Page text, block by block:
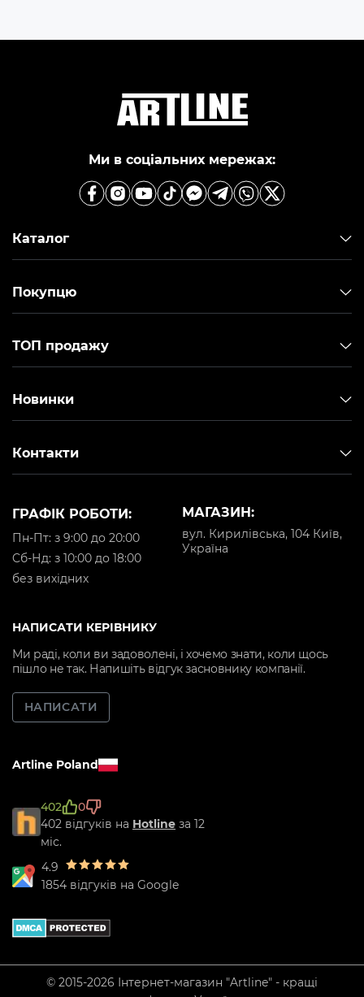
Ми в соціальних мережах:
Каталог
Покупцю
ТОП продажу
Новинки
Контакти
МАГАЗИН:
вул. Кирилівська, 104 Київ,
Україна
ГРАФІК РОБОТИ:
Пн-Пт: з 9:00 до 20:00
Cб-Нд: з 10:00 до 18:00
без вихідних
НАПИСАТИ КЕРІВНИКУ
Ми раді, коли ви задоволені, і хочемо знати, коли щось
пішло не так. Напишіть відгук засновнику компанії.
НАПИСАТИ
Artline Poland
402
0
402 відгуків на Hotline за 12
міс.
4.9
1854 відгуків на Google
© 2015-2026 Інтернет-магазин "Artline" - кращі